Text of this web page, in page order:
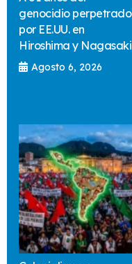
genocidio perpetrado
por EE.UU. en
Hiroshima y Nagasaki
Agosto 6, 2026